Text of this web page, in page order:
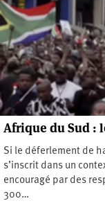
Afrique du Sud :
Si le déferlement de
s’inscrit dans un
encouragé par des
300…